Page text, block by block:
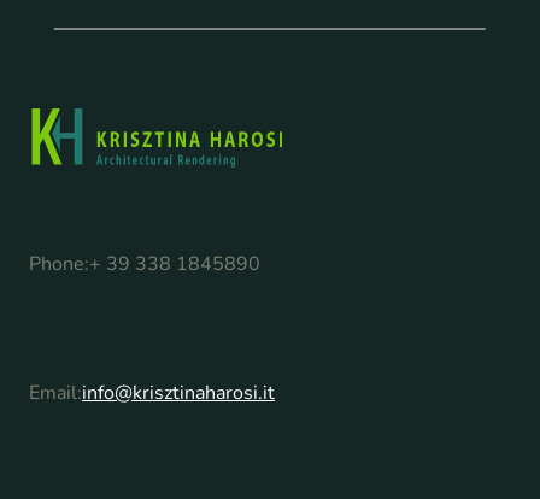
Phone:+ 39 338 1845890
Email:info@krisztinaharosi.it